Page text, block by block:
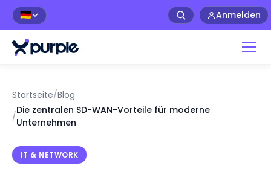
🇩🇪 Anmelden
Startseite/Blog
/
Die zentralen SD-WAN-Vorteile für moderne
Unternehmen
IT & NETWORK